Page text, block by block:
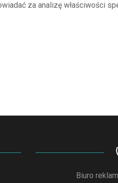
za analizę właściwości
Biuro